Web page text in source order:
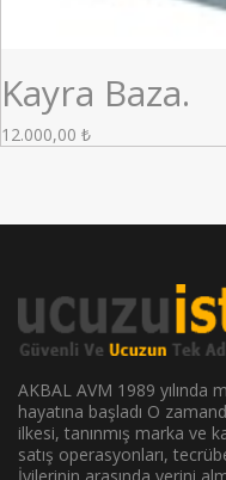
Kayra Baza.
12.000,00 ₺
AKBAL AVM 1989 yılında
hayatına başladı O
ilkesi, tanınmış marka ve
satış operasyonları,